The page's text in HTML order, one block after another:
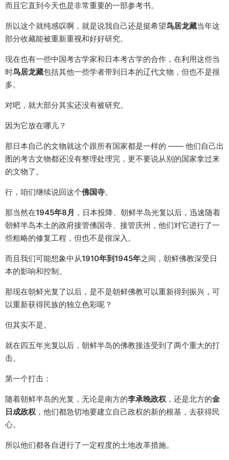
而且它直到今天也是非常重要的一部参考书。
所以这个就纯感叹啊，就是说我自己还是挺希望鸟居龙藏当年这
部分收藏能被重新重视和好好研究。
现在也有一些中国考古学家和日本考古学的合作，在利用这些当
时鸟居龙藏包括其他一些学者带到日本的辽代文物，但也不是很
多。
对吧，就大部分其实还没有被研究。
因为它放在哪儿？
那日本自己的文物就这个跟所有国家都是一样的 —— 他们自己出
图的考古文物都还没有整理处理完，更不要说从别的国家拿过来
的文物了。
行，咱们继续说回这个佛国寺。
那当然在1945年8月 ，日本投降、朝鲜半岛光复以后，迅速随着
朝鲜半岛本土的政府接管佛国寺、接管庆州，他们对它进行了一
些粗略的修复工程，但也不是很深入。
而且我们可能想象中从1910年到1945年之间，朝鲜佛教深受日
本的影响和控制。
那现在朝鲜光复了以后，是不是朝鲜佛教可以重新得到振兴，可
以重新获得民族的独立色彩呢？
但其实不是。
就在四五年光复以后，朝鲜半岛的佛教接连受到了两个重大的打
击。
第一个打击：
随着朝鲜半岛的光复，无论是南方的李承晚政权 ，还是北方的金
日成政权 ，他们都急切地要建立自己政权的新的根基，去获得民
心。
所以他们都各自进行了一定程度的土地改革措施。